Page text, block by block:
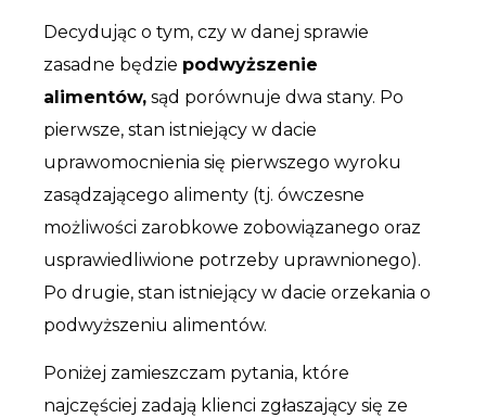
Decydując o tym, czy w danej sprawie
zasadne będzie podwyższenie
alimentów, sąd porównuje dwa stany. Po
pierwsze, stan istniejący w dacie
uprawomocnienia się pierwszego wyroku
zasądzającego alimenty (tj. ówczesne
możliwości zarobkowe zobowiązanego oraz
usprawiedliwione potrzeby uprawnionego).
Po drugie, stan istniejący w dacie orzekania o
podwyższeniu alimentów.
Poniżej zamieszczam pytania, które
najczęściej zadają klienci zgłaszający się ze